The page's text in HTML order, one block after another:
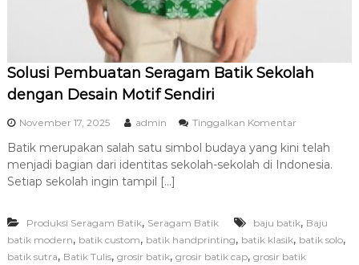
Solusi Pembuatan Seragam Batik Sekolah
dengan Desain Motif Sendiri
November 17, 2025 admin Tinggalkan Komentarp
d
a
u
i
Batik merupakan salah satu simbol budaya yang kini telah
menjadi bagian dari identitas sekolah-sekolah di Indonesia.
Setiap sekolah ingin tampil […]
Produksi Seragam Batik, Seragam Batik baju batik, Baju
batik modern, batik custom, batik handprinting, batik klasik, batik solo,
batik sutra, Batik Tulis, grosir batik, grosir batik cap, grosir batik